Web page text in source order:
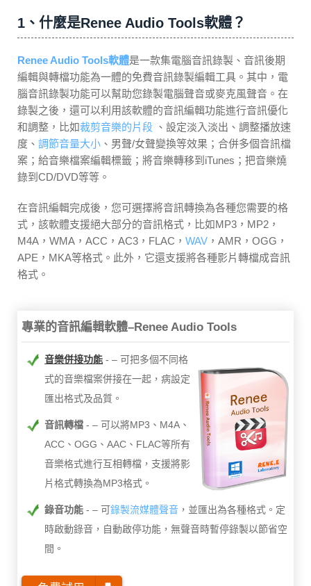
1、什麼是Renee Audio Tools軟體？
Renee Audio Tools軟體是一款集電腦音訊錄製、音訊後期
編輯與轉檔功能為一體的免費音訊錄製編輯工具。其中，電
腦音訊錄製功能可以幫助您錄製電腦聲音或麥克風聲音。在
錄製之後，還可以利用該軟體的音訊編輯功能進行音訊優化
和調整，比如裁剪音樂的片段 、設定淡入淡出、調整播放速
度、 調節音量大小 、男聲/女聲變換等效果；合併多個音訊檔
案；給音樂檔案編輯標籤；將音樂轉移到iTunes；把音樂燒
錄到CD/DVD等等。
在音訊編輯完成後，您可選擇將音訊轉換為各種您需要的格
式，該軟體支援絕大部分的音訊格式，比如MP3，MP2，
M4A，WMA，ACC，AC3，FLAC， WAV ，AMR，OGG，
APE，MKA等格式。此外，它還支援將各種影片轉檔成音訊
格式。
專業的音訊編輯軟體–Renee Audio Tools
音樂併接功能
– 可把多個不同格
式的音樂檔案併接在一起，病設定
匯出格式及品質。
音訊轉檔
– 可以將MP3、M4A、
ACC、OGG、AAC、FLAC等所有
音樂格式進行互相轉檔，支援將影
片格式轉換為MP3格式。
錄音功能 – 可錄製流媒體聲音 ，並匯出為各種格式。定
時啟動錄音，自動啟停功能，無聲音時暫停錄製以節省空
間。